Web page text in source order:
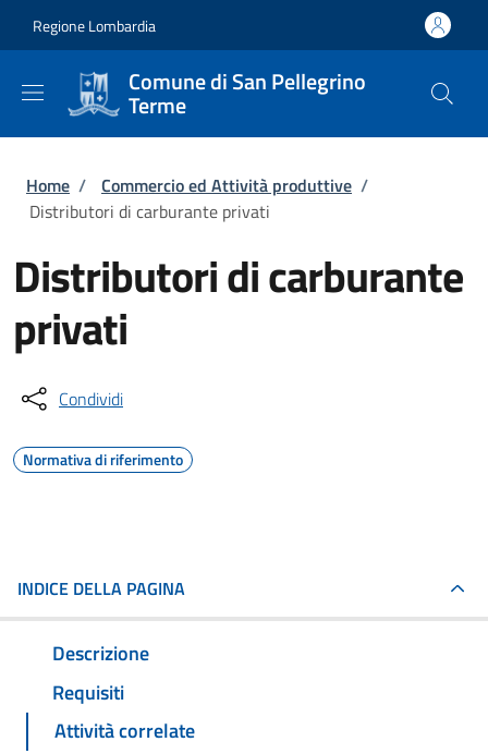
Regione Lombardia
Comune di San Pellegrino
Terme
Briciole di pane
Home / Commercio ed Attività produttive /
Distributori di carburante privati
Distributori di carburante
privati
Condividi
Normativa di riferimento
INDICE DELLA PAGINA
Descrizione
Requisiti
Attività correlate